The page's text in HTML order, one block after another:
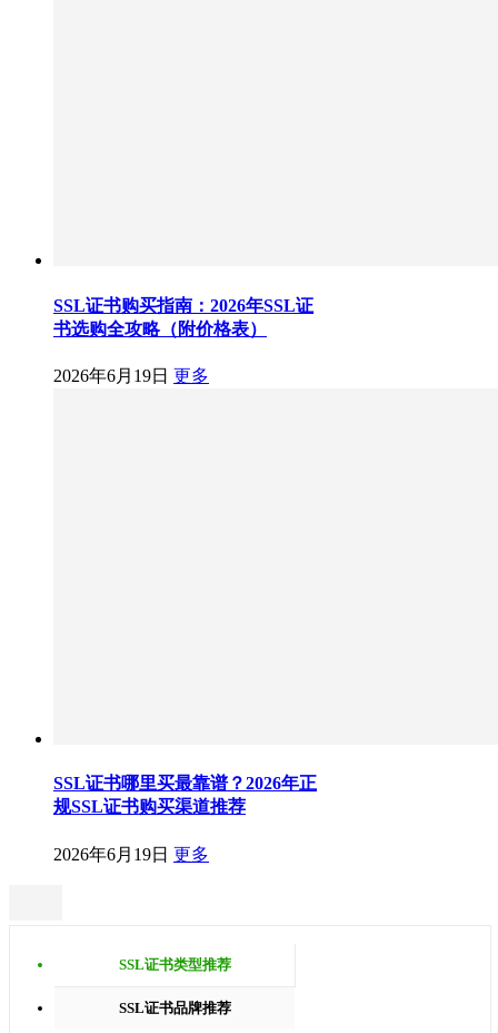
SSL证书购买指南：2026年SSL证
书选购全攻略（附价格表）
2026年6月19日 更多
SSL证书哪里买最靠谱？2026年正
规SSL证书购买渠道推荐
2026年6月19日 更多
SSL证书类型推荐
SSL证书品牌推荐